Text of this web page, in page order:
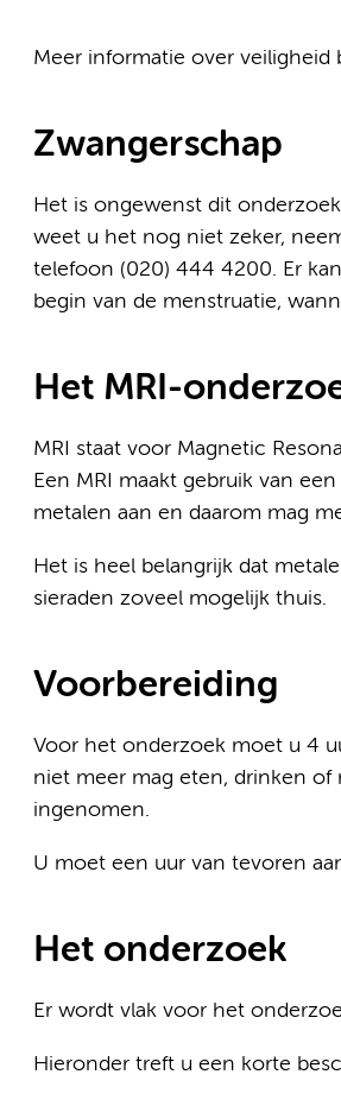
Meer informatie over
Zwangerschap
Het is ongewenst dit
weet u het nog niet zeker,
telefoon (020) 444 4200. Er
begin van de menstruatie,
Het MRI-
MRI staat voor Magnetic
Een MRI maakt gebruik van
metalen aan en daarom mag
Het is heel belangrijk dat
sieraden zoveel mogelijk thuis.
Voorbereiding
Voor het onderzoek moet u 4
niet meer mag eten, drinken of
ingenomen.
U moet een uur van tevoren
Het onderzoek
Er wordt vlak voor het
Hieronder treft u een korte